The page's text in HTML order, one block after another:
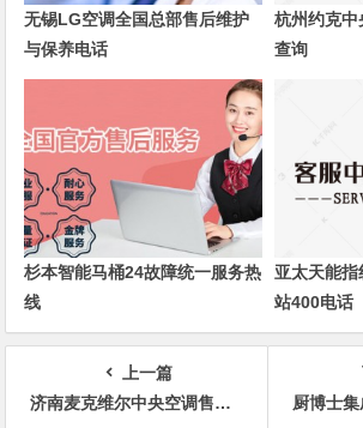
无锡LG空调全国总部售后维护
与保养电话
杭州约克中
查询
杉本智能马桶24故障统一服务热
线
亚太天能指
站400电话
上一篇
济南麦克维尔中央空调售后服务全国24小时售后服务电话号码
厨博士集成灶售